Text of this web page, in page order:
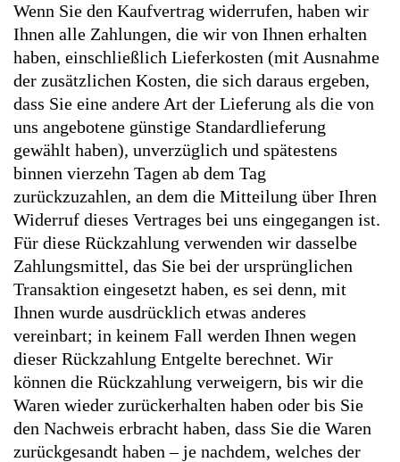
Wenn Sie den Kaufvertrag widerrufen, haben wir
Ihnen alle Zahlungen, die wir von Ihnen erhalten
haben, einschließlich Lieferkosten (mit Ausnahme
der zusätzlichen Kosten, die sich daraus ergeben,
dass Sie eine andere Art der Lieferung als die von
uns angebotene günstige Standardlieferung
gewählt haben), unverzüglich und spätestens
binnen vierzehn Tagen ab dem Tag
zurückzuzahlen, an dem die Mitteilung über Ihren
Widerruf dieses Vertrages bei uns eingegangen ist.
Für diese Rückzahlung verwenden wir dasselbe
Zahlungsmittel, das Sie bei der ursprünglichen
Transaktion eingesetzt haben, es sei denn, mit
Ihnen wurde ausdrücklich etwas anderes
vereinbart; in keinem Fall werden Ihnen wegen
dieser Rückzahlung Entgelte berechnet. Wir
können die Rückzahlung verweigern, bis wir die
Waren wieder zurückerhalten haben oder bis Sie
den Nachweis erbracht haben, dass Sie die Waren
zurückgesandt haben – je nachdem, welches der